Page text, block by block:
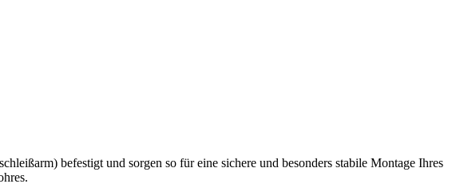
befestigt und sorgen so für eine sichere und besonders stabile Montage Ihres